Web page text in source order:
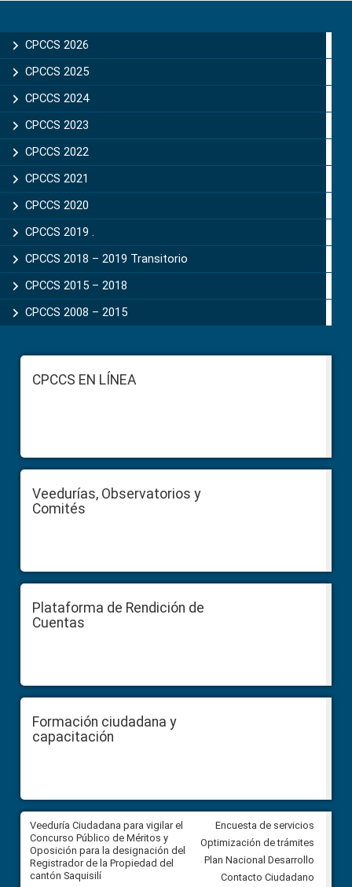
Sidebar
CPCCS 2026
CPCCS 2025
CPCCS 2024
CPCCS 2023
CPCCS 2022
CPCCS 2021
CPCCS 2020
CPCCS 2019 .
CPCCS 2018 – 2019 Transitorio
CPCCS 2015 – 2018
CPCCS 2008 – 2015
FooterCPCCS EN LÍNEA
Veedurías, Observatorios y
Comités
Plataforma de Rendición de
Cuentas
Formación ciudadana y
capacitación
Veeduría Ciudadana para vigilar el
Concurso Público de Méritos y
Oposición para la designación del
Registrador de la Propiedad del
cantón Saquisilí
Veeduría Ciudadana para
construcción del asfaltado de
diferentes barrios del sector
Ballenita del cantón Santa
Encuesta de servicios
Optimización de trámites
Plan Nacional Desarrollo
Contacto Ciudadano